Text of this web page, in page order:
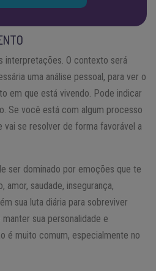
interpretações. O contexto será
uma análise pessoal, para ver o
em que está vivendo. Pode indicar
Se você está com algum processo
vai se resolver de forma favorável a
ser dominado por emoções que te
saudade, insegurança,
sua luta diária para sobreviver
sua personalidade e
é muito comum, especialmente no